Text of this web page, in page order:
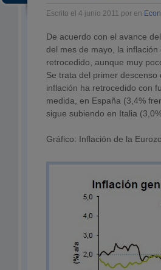
Escrito el 4 junio 2011 por en
De acuerdo con el avance
del mes de mayo, la
retrocedido, aunque muy
Se trata del primer
inflación ha retrocedido con
medida, en España (3,4%
sigue subiendo en Italia
Gráfico: Inflación de la